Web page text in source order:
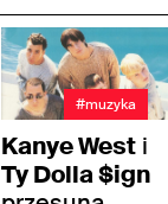
#muzyka
Kanye West i
Ty Dolla $ign